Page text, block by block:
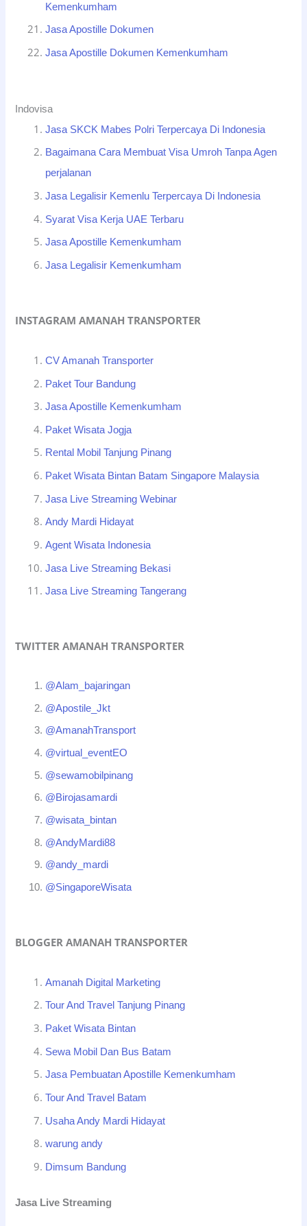
Kemenkumham
Jasa Apostille Dokumen
Jasa Apostille Dokumen Kemenkumham
Indovisa
Jasa SKCK Mabes Polri Terpercaya Di Indonesia
Bagaimana Cara Membuat Visa Umroh Tanpa Agen
perjalanan
Jasa Legalisir Kemenlu Terpercaya Di Indonesia
Syarat Visa Kerja UAE Terbaru
Jasa Apostille Kemenkumham
Jasa Legalisir Kemenkumham
INSTAGRAM AMANAH TRANSPORTER
CV Amanah Transporter
Paket Tour Bandung
Jasa Apostille Kemenkumham
Paket Wisata Jogja
Rental Mobil Tanjung Pinang
Paket Wisata Bintan Batam Singapore Malaysia
Jasa Live Streaming Webinar
Andy Mardi Hidayat
Agent Wisata Indonesia
Jasa Live Streaming Bekasi
Jasa Live Streaming Tangerang
TWITTER AMANAH TRANSPORTER
@Alam_bajaringan
@Apostile_Jkt
@AmanahTransport
@virtual_eventEO
@sewamobilpinang
@Birojasamardi
@wisata_bintan
@AndyMardi88
@andy_mardi
@SingaporeWisata
BLOGGER AMANAH TRANSPORTER
Amanah Digital Marketing
Tour And Travel Tanjung Pinang
Paket Wisata Bintan
Sewa Mobil Dan Bus Batam
Jasa Pembuatan Apostille Kemenkumham
Tour And Travel Batam
Usaha Andy Mardi Hidayat
warung andy
Dimsum Bandung
Jasa Live Streaming